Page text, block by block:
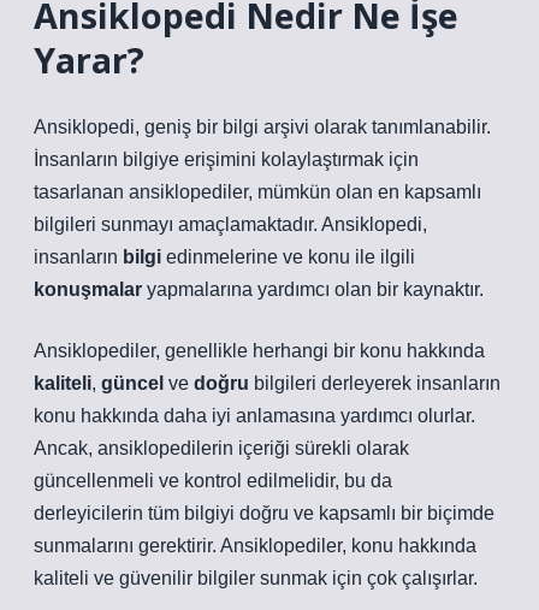
Ansiklopedi Nedir Ne İşe
Yarar?
Ansiklopedi, geniş bir bilgi arşivi olarak tanımlanabilir.
İnsanların bilgiye erişimini kolaylaştırmak için
tasarlanan ansiklopediler, mümkün olan en kapsamlı
bilgileri sunmayı amaçlamaktadır. Ansiklopedi,
insanların bilgi edinmelerine ve konu ile ilgili
konuşmalar yapmalarına yardımcı olan bir kaynaktır.
Ansiklopediler, genellikle herhangi bir konu hakkında
kaliteli, güncel ve doğru bilgileri derleyerek insanların
konu hakkında daha iyi anlamasına yardımcı olurlar.
Ancak, ansiklopedilerin içeriği sürekli olarak
güncellenmeli ve kontrol edilmelidir, bu da
derleyicilerin tüm bilgiyi doğru ve kapsamlı bir biçimde
sunmalarını gerektirir. Ansiklopediler, konu hakkında
kaliteli ve güvenilir bilgiler sunmak için çok çalışırlar.